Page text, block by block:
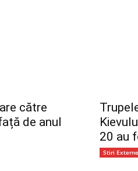
către
de anul
20 au
Stiri Externe